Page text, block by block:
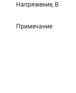
Напряжение, В
Примечание